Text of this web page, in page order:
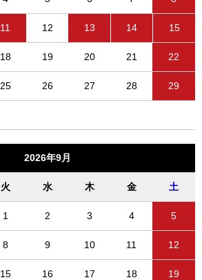
11 12 13 14 15
18 19 20 21 22
25 26 27 28 29
2026年9月
火 水 木 金 土
1 2 3 4 5
8 9 10 11 12
15 16 17 18 19